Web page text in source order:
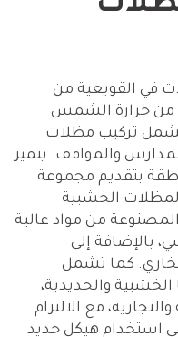
في القويعية من
من حرارة الشمس
تركيب مظلات
والمواقف. يتميز
بتقديم مجموعة
الخشبية
من مواد عالية
بالإضافة إلى
كما تشمل
والحديدية،
مع الالتزام
في استخدام هيكل حديد